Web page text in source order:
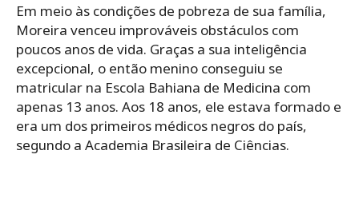
Em meio às condições de pobreza de sua família,
Moreira venceu improváveis obstáculos com
poucos anos de vida. Graças a sua inteligência
excepcional, o então menino conseguiu se
matricular na Escola Bahiana de Medicina com
apenas 13 anos. Aos 18 anos, ele estava formado e
era um dos primeiros médicos negros do país,
segundo a Academia Brasileira de Ciências.